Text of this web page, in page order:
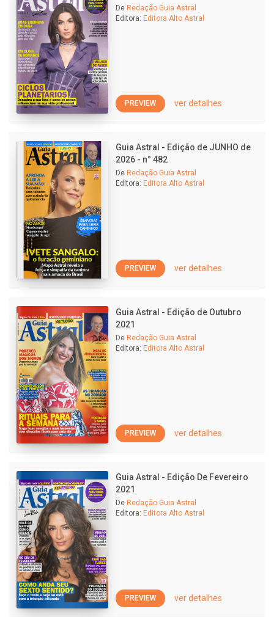
De Redação Guia Astral
Editora: Editora Alto Astral
PREVIEW ver detalhes
Guia Astral - Edição de JUNHO de
2026 - n° 482
De Redação Guia Astral
Editora: Editora Alto Astral
PREVIEW ver detalhes
Guia Astral - Edição de Outubro
2021
De Redação Guia Astral
Editora: Editora Alto Astral
PREVIEW ver detalhes
Guia Astral - Edição De Fevereiro
2021
De Redação Guia Astral
Editora: Editora Alto Astral
PREVIEW ver detalhes